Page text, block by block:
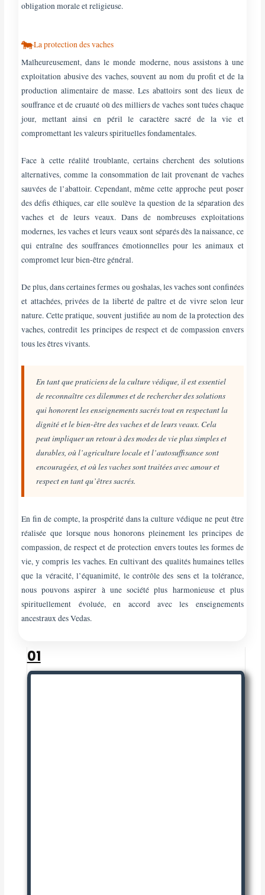
obligation morale et religieuse.
🐄La protection des vaches
Malheureusement, dans le monde moderne, nous assistons à une
exploitation abusive des vaches, souvent au nom du profit et de la
production alimentaire de masse. Les abattoirs sont des lieux de
souffrance et de cruauté où des milliers de vaches sont tuées chaque
jour, mettant ainsi en péril le caractère sacré de la vie et
compromettant les valeurs spirituelles fondamentales.
Face à cette réalité troublante, certains cherchent des solutions
alternatives, comme la consommation de lait provenant de vaches
sauvées de l’abattoir. Cependant, même cette approche peut poser
des défis éthiques, car elle soulève la question de la séparation des
vaches et de leurs veaux. Dans de nombreuses exploitations
modernes, les vaches et leurs veaux sont séparés dès la naissance, ce
qui entraîne des souffrances émotionnelles pour les animaux et
compromet leur bien-être général.
De plus, dans certaines fermes ou goshalas, les vaches sont confinées
et attachées, privées de la liberté de paître et de vivre selon leur
nature. Cette pratique, souvent justifiée au nom de la protection des
vaches, contredit les principes de respect et de compassion envers
tous les êtres vivants.
En tant que praticiens de la culture védique, il est essentiel
de reconnaître ces dilemmes et de rechercher des solutions
qui honorent les enseignements sacrés tout en respectant la
dignité et le bien-être des vaches et de leurs veaux. Cela
peut impliquer un retour à des modes de vie plus simples et
durables, où l’agriculture locale et l’autosuffisance sont
encouragées, et où les vaches sont traitées avec amour et
respect en tant qu’êtres sacrés.
En fin de compte, la prospérité dans la culture védique ne peut être
réalisée que lorsque nous honorons pleinement les principes de
compassion, de respect et de protection envers toutes les formes de
vie, y compris les vaches. En cultivant des qualités humaines telles
que la véracité, l’équanimité, le contrôle des sens et la tolérance,
nous pouvons aspirer à une société plus harmonieuse et plus
spirituellement évoluée, en accord avec les enseignements
ancestraux des Vedas.
01